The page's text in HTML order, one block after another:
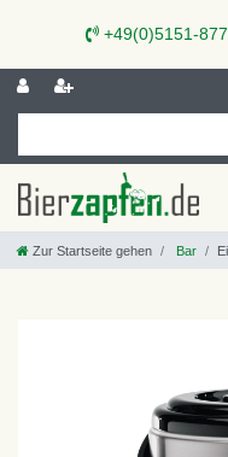
+49(0)5151-
Zur Startseite gehen Bar